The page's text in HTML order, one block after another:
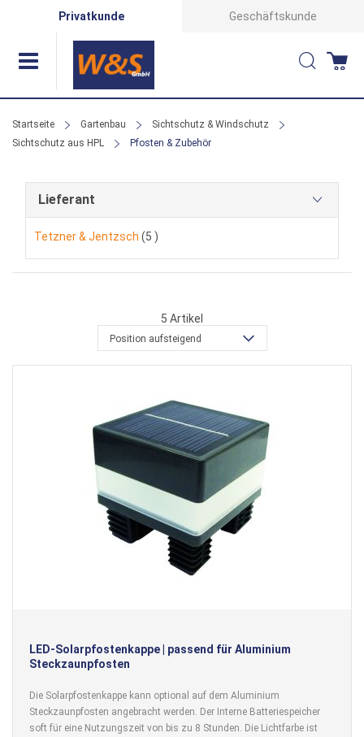
Privatkunde Geschäftskunde
Suche
Startseite Gartenbau
Sichtschutz & Windschutz
Sichtschutz aus HPL
Pfosten & Zubehör
5 Artikel
Position aufsteigend
LED-Solarpfostenkappe | passend für Aluminium
Steckzaunpfosten
Die Solarpfostenkappe kann optional auf dem Aluminium
Steckzaunpfosten angebracht werden. Der Interne Batteriespeicher
soft für eine Nutzungszeit von bis zu 8 Stunden. Die Lichtfarbe ist
Lieferant
Tetzner & Jentzsch 5 Artikel